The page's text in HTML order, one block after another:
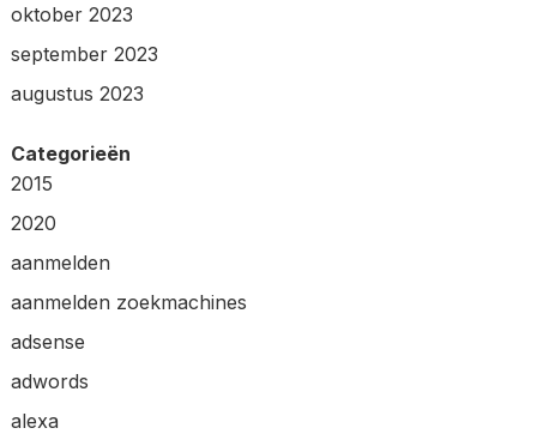
oktober 2023
september 2023
augustus 2023
Categorieën
2015
2020
aanmelden
aanmelden zoekmachines
adsense
adwords
alexa